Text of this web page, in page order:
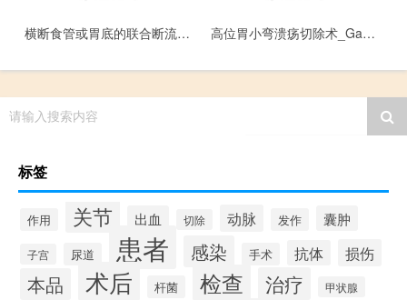
横断食管或胃底的联合断流术_Heng Duan Shi Guan Huo Wei Di De Lian He Duan Liu Shu 高位胃小弯溃疡切除术_Gao Wei Wei Xiao Wan Kui Yang Qie Chu Shu
请输入搜索内容
标签
作用 关节 出血 切除 动脉 发作 囊肿
子宫 尿道 患者 感染 手术 抗体 损伤
本品 术后 杆菌 检查 治疗 甲状腺